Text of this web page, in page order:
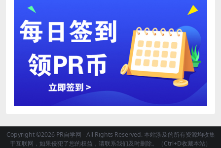
Copyright ©2026 PR自学网 - All Rights Reserved. 本站涉及的所有资源均收集
于互联网，如果侵犯了您的权益，请联系我们及时删除。（Ctrl+D收藏本站）